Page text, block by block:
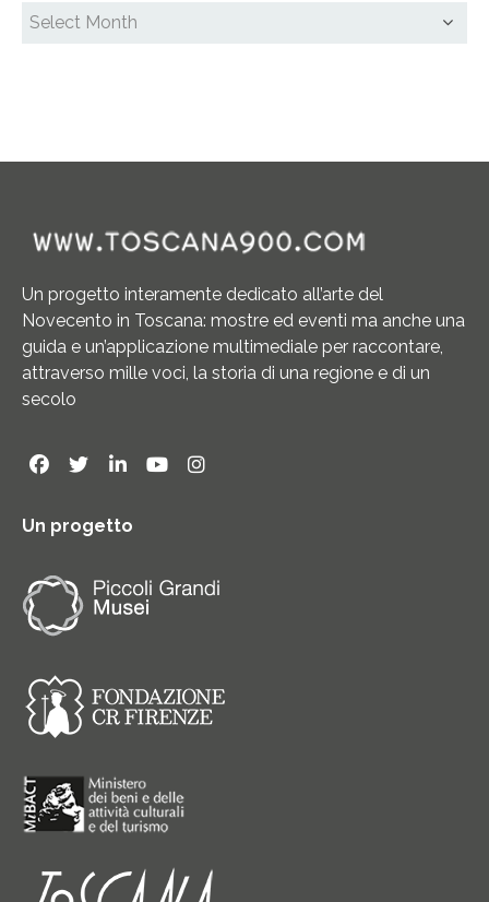
Un progetto interamente dedicato all’arte del
Novecento in Toscana: mostre ed eventi ma anche una
guida e un’applicazione multimediale per raccontare,
attraverso mille voci, la storia di una regione e di un
secolo
Un progetto